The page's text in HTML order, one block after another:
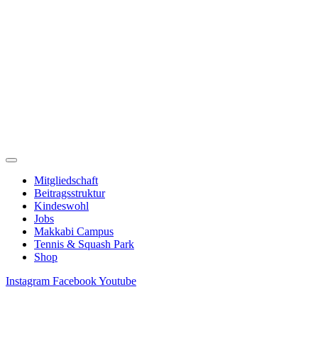
Mitgliedschaft
Beitragsstruktur
Kindeswohl
Jobs
Makkabi Campus
Tennis & Squash Park
Shop
Instagram FacebookYoutube